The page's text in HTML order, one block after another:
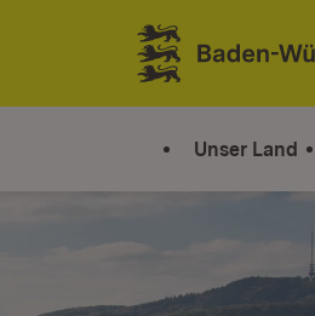
Zum Inhalt springen
Link zur Startseite
Unser Land